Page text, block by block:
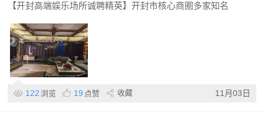
【开封高端娱乐场所诚聘精英】开封市核心商圈多家知名
122 浏览 19 点赞 收藏 11月03日